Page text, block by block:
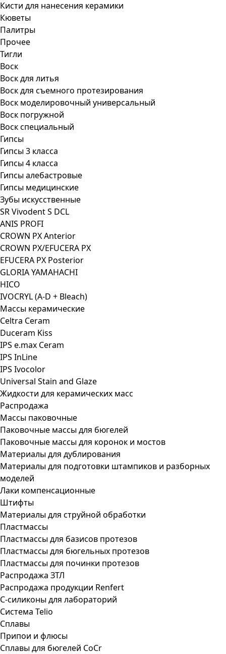
Кисти для нанесения керамики
Кюветы
Палитры
Прочее
Тигли
Воск
Воск для литья
Воск для съемного протезирования
Воск моделировочный универсальный
Воск погружной
Воск специальный
Гипсы
Гипсы 3 класса
Гипсы 4 класса
Гипсы алебастровые
Гипсы медицинские
Зубы искусственные
SR Vivodent S DCL
ANIS PROFI
CROWN PX Anterior
CROWN PX/EFUCERA PX
EFUCERA PX Posterior
GLORIA YAMAHACHI
HICO
IVOCRYL (A-D + Bleach)
Массы керамические
Celtra Ceram
Duceram Kiss
IPS e.max Ceram
IPS InLine
IPS Ivocolor
Universal Stain and Glaze
Жидкости для керамических масс
Распродажа
Массы паковочные
Паковочные массы для бюгелей
Паковочные массы для коронок и мостов
Материалы для дублирования
Материалы для подготовки штампиков и разборных
моделей
Лаки компенсационные
Штифты
Материалы для струйной обработки
Пластмассы
Пластмассы для базисов протезов
Пластмассы для бюгельных протезов
Пластмассы для починки протезов
Распродажа ЗТЛ
Распродажа продукции Renfert
С-силиконы для лабораторий
Система Telio
Сплавы
Припои и флюсы
Сплавы для бюгелей CoCr